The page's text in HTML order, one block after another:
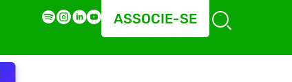
ASSOCIE-SE